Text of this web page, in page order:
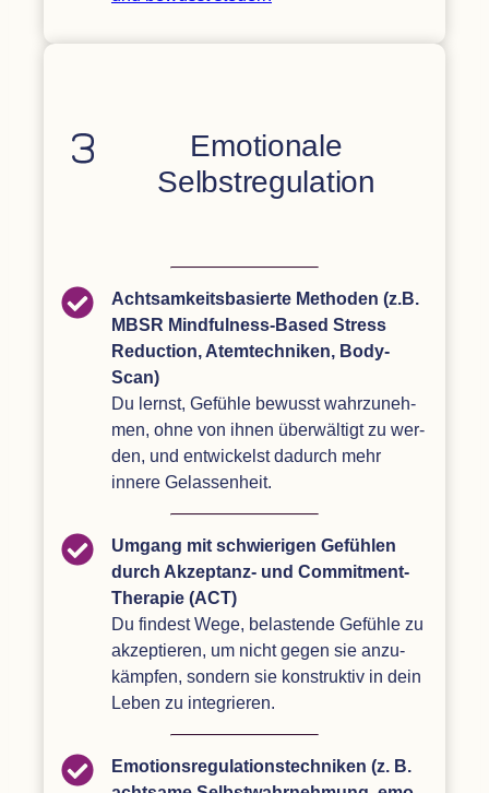
Emo­tio­nale
Selbstregulation
Acht­sam­keits­ba­sierte Metho­den (z.B.
MBSR Mindful­ness-Based Stress
Reduc­tion, Atem­tech­ni­ken, Body-
Scan)
Du lernst, Gefühle bewusst wahr­zu­neh­
men, ohne von ihnen über­wäl­tigt zu wer­
den, und ent­wi­ckelst dadurch mehr
innere Gelassenheit.
Umgang mit schwie­ri­gen Gefüh­len
durch Akzep­tanz- und Com­mit­ment-
The­ra­pie (ACT)
Du fin­dest Wege, belas­tende Gefühle zu
akzep­tie­ren, um nicht gegen sie anzu­
kämp­fen, son­dern sie kon­struk­tiv in dein
Leben zu integrieren.
Emo­ti­ons­re­gu­la­ti­ons­tech­ni­ken (z. B.